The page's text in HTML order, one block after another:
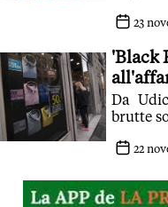
line. Il
scelta
settore'
23
'Black
Da
brutte
22